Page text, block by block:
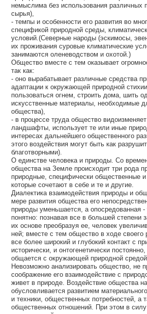
немыслима без использования различных
сырья),
- темпы и особенности его развития во
спецификой природной среды,
условий.(Северные народы (эскимосы,
их проживания суровые климатические
занимаются оленеводством и охотой.)
Общество вместе с тем оказывает
так как:
- оно вырабатывает различные средства
адаптации к окружающей природной
пользоваться огнем, строить дома, шить
искусственные материалы, необходимые
общества),
- в процессе труда общество
ландшафты, использует те или иные
интересах дальнейшего общественного
этого воздействия могут быть как
благотворными).
О единстве человека и природы. Со
общества на Земле происходит три рода
природные, специфически общественные
которые сочетают в себе и те и другие.
Диалектика взаимодействия природы и
мере развития общества его
природы уменьшается, а опосредованная
понятно: познавая все в большей степени
их основе преобразуя ее, человек
ней; вместе с тем общество в ходе своего
все более широкий и глубокий контакт с
исторически, и онтогенетически
общается с окружающей природной
Невозможно анализировать общество, не
соображение его взаимодействие с
живет в природе. Воздействие общества
обусловливается развитием
и техники, общественных потребностей, а
общественных отношений. При этом в силу